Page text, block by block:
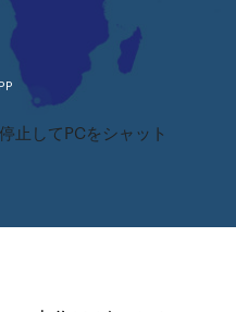
止してPCをシャット